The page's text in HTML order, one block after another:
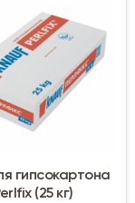
гипсокартона
(25 кг)